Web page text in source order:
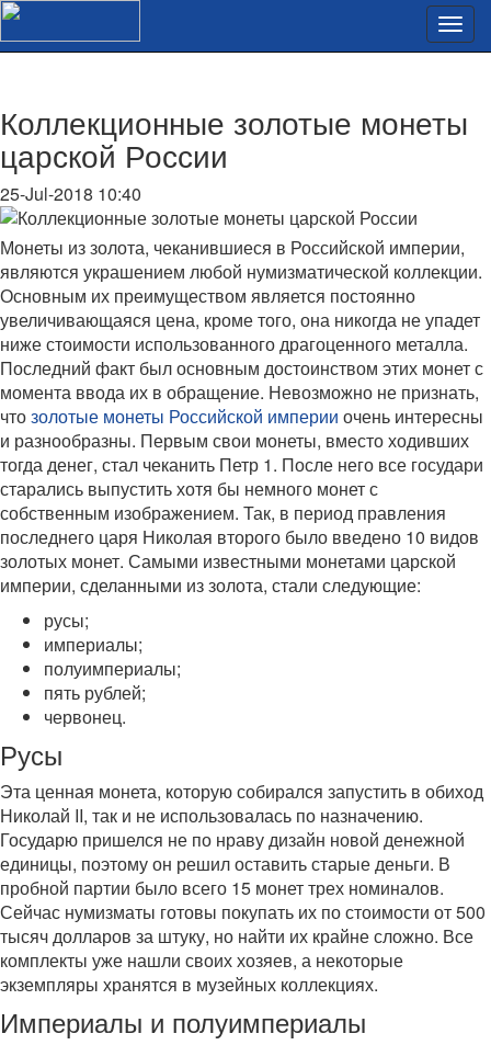
Коллекционные золотые монеты
царской России
25-Jul-2018 10:40
Монеты из золота, чеканившиеся в Российской империи,
являются украшением любой нумизматической коллекции.
Основным их преимуществом является постоянно
увеличивающаяся цена, кроме того, она никогда не упадет
ниже стоимости использованного драгоценного металла.
Последний факт был основным достоинством этих монет с
момента ввода их в обращение. Невозможно не признать,
чтозолотые монеты Российской империи очень интересны
и разнообразны. Первым свои монеты, вместо ходивших
тогда денег, стал чеканить Петр 1. После него все государи
старались выпустить хотя бы немного монет с
собственным изображением. Так, в период правления
последнего царя Николая второго было введено 10 видов
золотых монет. Самыми известными монетами царской
империи, сделанными из золота, стали следующие:
русы;
империалы;
полуимпериалы;
пять рублей;
червонец.
Русы
Эта ценная монета, которую собирался запустить в обиход
Николай II, так и не использовалась по назначению.
Государю пришелся не по нраву дизайн новой денежной
единицы, поэтому он решил оставить старые деньги. В
пробной партии было всего 15 монет трех номиналов.
Сейчас нумизматы готовы покупать их по стоимости от 500
тысяч долларов за штуку, но найти их крайне сложно. Все
комплекты уже нашли своих хозяев, а некоторые
экземпляры хранятся в музейных коллекциях.
Империалы и полуимпериалы